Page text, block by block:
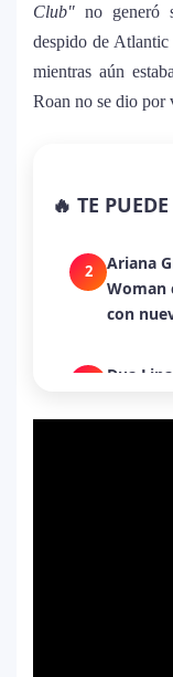
Club" no generó
despido de
mientras aún
Roan no se dio por
🔥 TE
2
Ariana
Woman
con
Dua